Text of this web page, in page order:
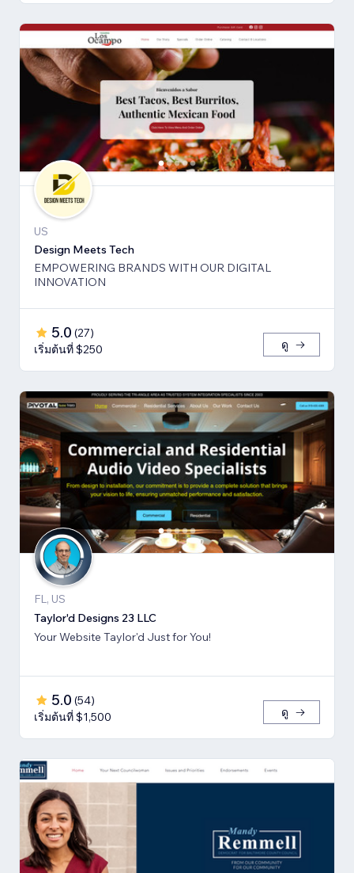
US
Design Meets Tech
EMPOWERING BRANDS WITH OUR DIGITAL
INNOVATION
5.0 (27)
เริ่มต้นที่ $250
ดู
FL, US
Taylor'd Designs 23 LLC
Your Website Taylor'd Just for You!
5.0 (54)
เริ่มต้นที่ $1,500
ดู